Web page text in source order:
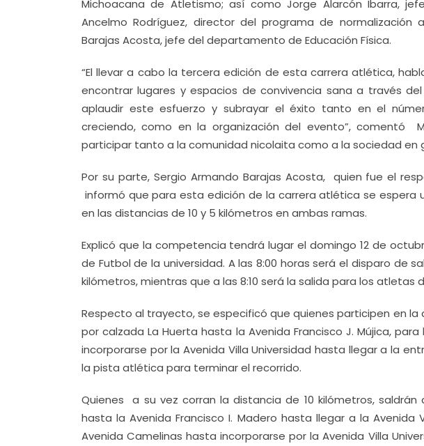
Michoacana de Atletismo; así como Jorge Alarcón Ibarra,
Ancelmo Rodríguez, director del programa de normalización
Barajas Acosta, jefe del departamento de Educación Física.
“El llevar a cabo la tercera edición de esta carrera atlética,
encontrar lugares y espacios de convivencia sana a través
aplaudir este esfuerzo y subrayar el éxito tanto en el
creciendo, como en la organización del evento”, comentó
participar tanto a la comunidad nicolaita como a la sociedad en
Por su parte, Sergio Armando Barajas Acosta, quien fue el
informó que para esta edición de la carrera atlética se espera
en las distancias de 10 y 5 kilómetros en ambas ramas.
Explicó que la competencia tendrá lugar el domingo 12 de
de Futbol de la universidad. A las 8:00 horas será el disparo de
kilómetros, mientras que a las 8:10 será la salida para los atletas
Respecto al trayecto, se especificó que quienes participen en
por calzada La Huerta hasta la Avenida Francisco J. Mújica,
incorporarse por la Avenida Villa Universidad hasta llegar a la
la pista atlética para terminar el recorrido.
Quienes a su vez corran la distancia de 10 kilómetros,
hasta la Avenida Francisco I. Madero hasta llegar a la
Avenida Camelinas hasta incorporarse por la Avenida Villa